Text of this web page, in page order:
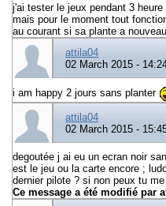
j'ai tester le jeux pendant 3
mais pour le moment tout
au courant si sa plante a nouveau
attila04
02 March 2015 -
i am happy 2 jours sans planter
attila04
02 March 2015 -
degoutée j ai eu un ecran noir
est le jeu ou la carte encore ;
dernier pilote ? si non peux tu
Ce message a été modifié par